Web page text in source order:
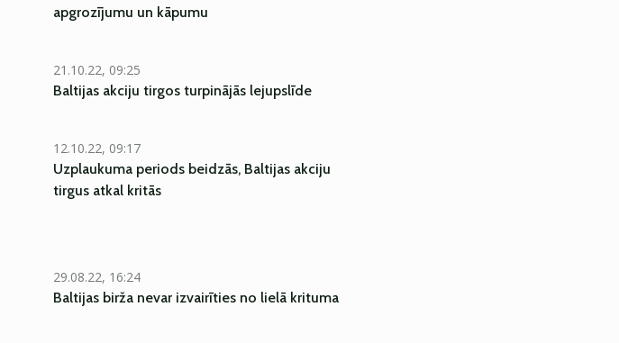
apgrozījumu un kāpumu
21.10.22, 09:25
Baltijas akciju tirgos turpinājās lejupslīde
12.10.22, 09:17
Uzplaukuma periods beidzās, Baltijas akciju
tirgus atkal kritās
29.08.22, 16:24
Baltijas birža nevar izvairīties no lielā krituma